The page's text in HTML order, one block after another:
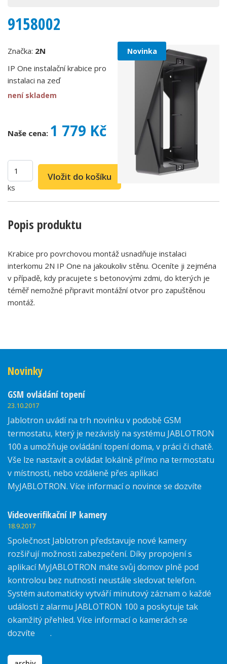
9158002
Značka: 2N
IP One instalační krabice pro
instalaci na zeď
není skladem
Naše cena: 1 779 Kč
ks
Novinka
Popis produktu
Krabice pro povrchovou montáž usnadňuje instalaci
interkomu 2N IP One na jakoukoliv stěnu. Oceníte ji zejména
v případě, kdy pracujete s betonovými zdmi, do kterých je
téměř nemožné připravit montážní otvor pro zapuštěnou
montáž.
Novinky
GSM ovládání topení
23.10.2017
Jablotron uvádí na trh novinku v podobě GSM
termostatu, který je nezávislý na systému JABLOTRON
100 a umožňuje ovládání topení doma, v práci či chatě.
Vše lze nastavit a ovládat lokálně přímo na termostatu
v místnosti, nebo vzdáleně přes aplikaci
MyJABLOTRON. Více informací o novince se dozvíte
Videoverifikační IP kamery
18.9.2017
Společnost Jablotron představuje nové kamery
rozšiřují možnosti zabezpečení. Díky propojení s
aplikací MyJABLOTRON máte svůj domov plně pod
kontrolou bez nutnosti neustále sledovat telefon.
Systém automaticky vytváří minutový záznam o každé
události z alarmu JABLOTRON 100 a poskytuje tak
okamžitý přehled. Více informací o kamerách se
dozvíte
.